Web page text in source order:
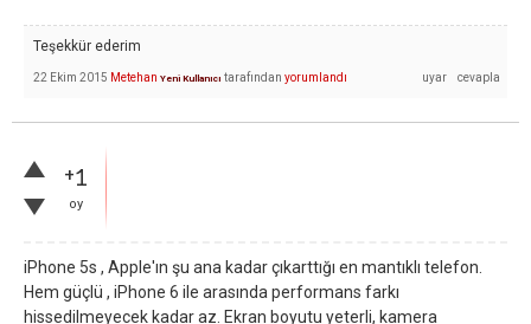
Teşekkür ederim
22 Ekim 2015 Metehan Yeni Kullanıcı tarafından yorumlandı
+1
oy
iPhone 5s , Apple'ın şu ana kadar çıkarttığı en mantıklı telefon.
Hem güçlü , iPhone 6 ile arasında performans farkı
hissedilmeyecek kadar az. Ekran boyutu yeterli, kamera